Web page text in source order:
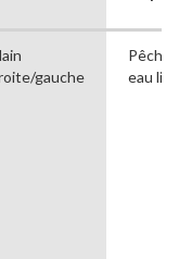
gauche
Pêche
eau